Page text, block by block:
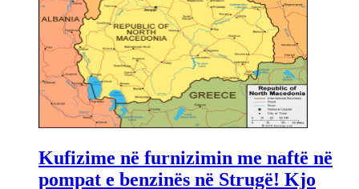
Kufizime në furnizimin me naftë në
pompat e benzinës në Strugë! Kjo